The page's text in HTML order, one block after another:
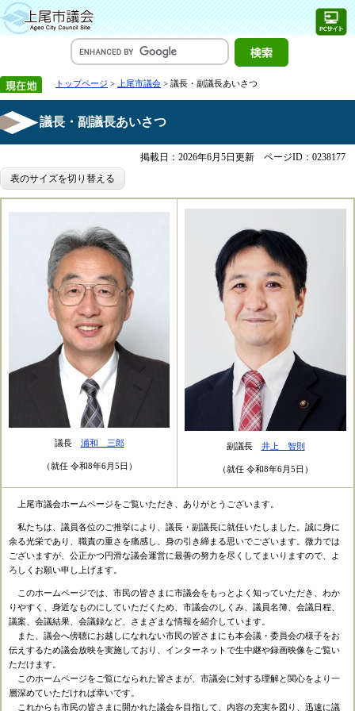
トップページ > 上尾市議会 > 議長・副議長あいさつ
議長・副議長あいさつ
掲載日：2026年6月5日更新 ページID：0238177
表のサイズを切り替える
議長 浦和 三郎
（就任 令和8年6月5日）
副議長 井上 智則
（就任 令和8年6月5日）
上尾市議会ホームページをご覧いただき、ありがとうございます。
私たちは、議員各位のご推挙により、議長・副議長に就任いたしました。誠に身に
余る光栄であり、職責の重さを痛感し、身の引き締まる思いでございます。微力では
ございますが、公正かつ円滑な議会運営に最善の努力を尽くしてまいりますので、よ
ろしくお願い申し上げます。
このホームページでは、市民の皆さまに市議会をもっとよく知っていただき、わか
りやすく、身近なものにしていただくため、市議会のしくみ、議員名簿、会議日程、
議案、会議結果、会議録など、さまざまな情報を紹介しています。
また、議会へ傍聴にお越しになれない市民の皆さまにも本会議・委員会の様子をお
伝えするため議会放映を実施しており、インターネットで生中継や録画映像をご覧い
ただけます。
このホームページをご覧になられた皆さまが、市議会に対する理解と関心をより一
層深めていただければ幸いです。
これからも市民の皆さまに開かれた議会を目指して、内容の充実を図り、迅速に議